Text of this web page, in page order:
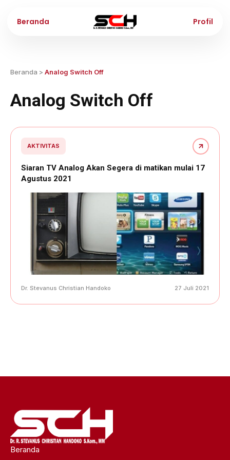
Beranda Profil
Beranda > Analog Switch Off
Analog Switch Off
AKTIVITAS
Siaran TV Analog Akan Segera di matikan mulai 17
Agustus 2021
Dr. Stevanus Christian Handoko 27 Juli 2021
Beranda